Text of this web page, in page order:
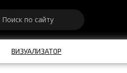
ВИЗУАЛИЗАТОР